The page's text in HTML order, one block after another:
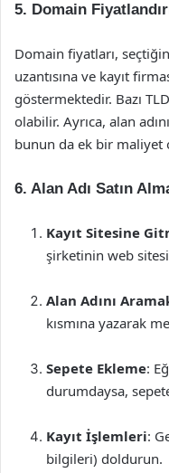
5. Domain
Domain fiyatları,
uzantısına ve kayıt
göstermektedir. Bazı
olabilir. Ayrıca, alan
bunun da ek bir maliyet
6. Alan Adı Satın
Kayıt Sitesine
şirketinin web
Alan Adını
kısmına yazarak
Sepete Ekleme:
durumdaysa,
Kayıt İşlemleri:
bilgileri) doldurun.